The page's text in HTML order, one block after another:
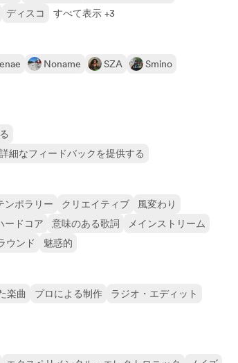
ディスコ すべて表示 +3
Noname SZA
Smino
細なフィードバックを提供する
ンポラリー クリエイティブ
風変わり
ードコア 意味のある歌詞
メインストリーム
ウンド 魅惑的
楽曲 プロによる制作
ラジオ・エディット